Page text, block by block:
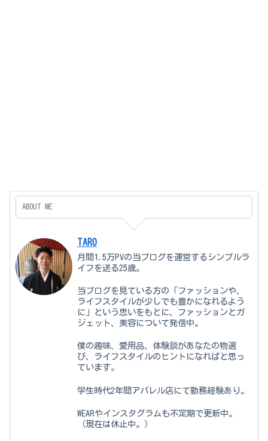
ABOUT ME
TARO
月間1.5万PVの当ブログを運営するシンプルラ
イフを送る25歳。
当ブログを見ている方の「ファッションや、
ライフスタイルが少しでも豊かになれるよう
に」という思いをもとに、ファッションとガ
ジェット、美容について発信中。
僕の趣味、愛用品、体験談があなたの物選
び、ライフスタイルのヒントになればと思っ
ています。
学生時代2年間アパレル店にて勤務経験あり。
WEARやインスタグラムも不定期で更新中。
（現在は休止中。）